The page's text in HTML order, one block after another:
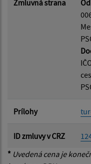
Zmluvná strana
Prílohy
ID zmluvy v CRZ
* Uvedená cena je